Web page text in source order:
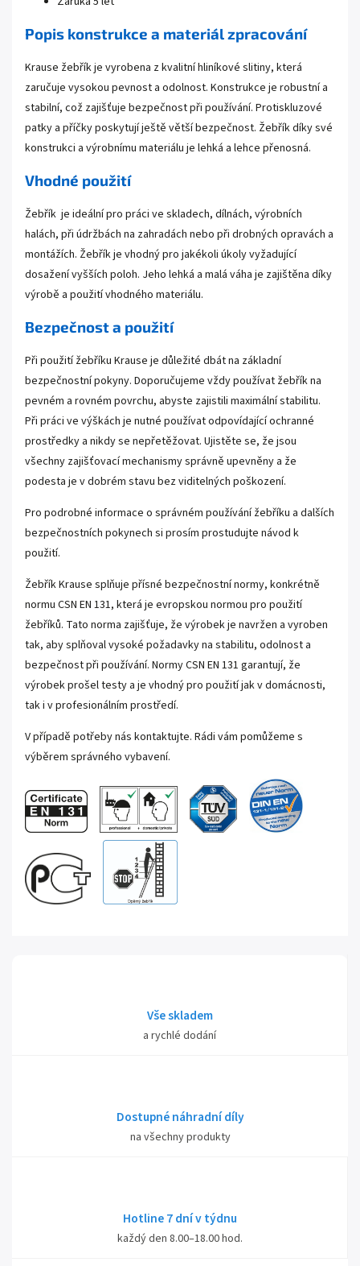
Popis konstrukce a materiál zpracování
Krause žebřík je vyrobena z kvalitní hliníkové slitiny, která
zaručuje vysokou pevnost a odolnost. Konstrukce je robustní a
stabilní, což zajišťuje bezpečnost při používání. Protiskluzové
patky a příčky poskytují ještě větší bezpečnost. Žebřík díky své
konstrukci a výrobnímu materiálu je lehká a lehce přenosná.
Vhodné použití
Žebřík je ideální pro práci ve skladech, dílnách, výrobních
halách, při údržbách na zahradách nebo při drobných opravách a
montážích. Žebřík je vhodný pro jakékoli úkoly vyžadující
dosažení vyšších poloh. Jeho lehká a malá váha je zajištěna díky
výrobě a použití vhodného materiálu.
Bezpečnost a použití
Při použití žebříku Krause je důležité dbát na základní
bezpečnostní pokyny. Doporučujeme vždy používat žebřík na
pevném a rovném povrchu, abyste zajistili maximální stabilitu.
Při práci ve výškách je nutné používat odpovídající ochranné
prostředky a nikdy se nepřetěžovat. Ujistěte se, že jsou
všechny zajišťovací mechanismy správně upevněny a že
podesta je v dobrém stavu bez viditelných poškození.
Pro podrobné informace o správném používání žebříku a dalších
bezpečnostních pokynech si prosím prostudujte návod k
použití.
Žebřík Krause splňuje přísné bezpečnostní normy, konkrétně
normu CSN EN 131, která je evropskou normou pro použití
žebříků. Tato norma zajišťuje, že výrobek je navržen a vyroben
tak, aby splňoval vysoké požadavky na stabilitu, odolnost a
bezpečnost při používání. Normy CSN EN 131 garantují, že
výrobek prošel testy a je vhodný pro použití jak v domácnosti,
tak i v profesionálním prostředí.
V případě potřeby nás kontaktujte. Rádi vám pomůžeme s
výběrem správného vybavení.
Vše skladem
a rychlé dodání
Dostupné náhradní díly
na všechny produkty
Hotline 7 dní v týdnu
každý den 8.00–18.00 hod.